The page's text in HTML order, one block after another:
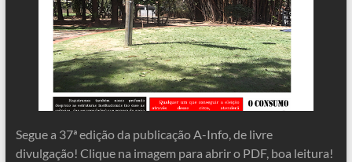
Segue a 37ª edição da publicação A-Info, de livre
divulgação! Clique na imagem para abrir o PDF, boa leitura!